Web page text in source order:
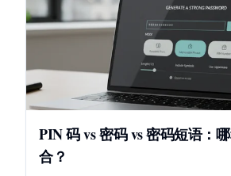
PIN 码 vs 密码 vs 密码短语：
合？